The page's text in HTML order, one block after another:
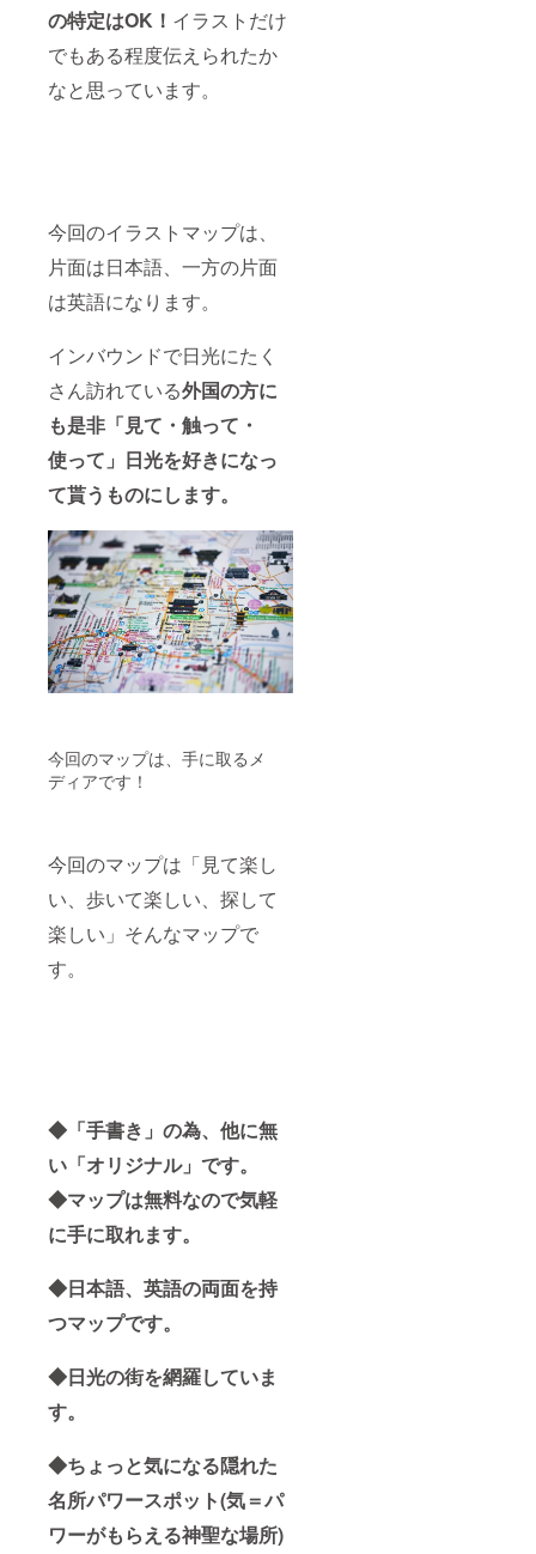
の特定はOK！ イラストだけ
でもある程度伝えられたか
なと思っています。
今回のイラストマップは、
片面は日本語、一方の片面
は英語になります。
インバウンドで日光にたく
さん訪れている外国の方に
も是非「見て・触って・
使って」日光を好きになっ
て貰うものにします。
今回のマップは、手に取るメ
ディアです！
今回のマップは「見て楽し
い、歩いて楽しい、探して
楽しい」そんなマップで
す。
◆「手書き」の為、他に無
い「オリジナル」です。
◆マップは無料なので気軽
に手に取れます。
◆日本語、英語の両面を持
つマップです。
◆日光の街を網羅していま
す。
◆ちょっと気になる隠れた
名所パワースポット(気＝パ
ワーがもらえる神聖な場所)